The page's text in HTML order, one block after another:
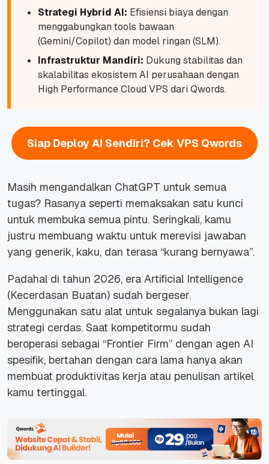
Strategi Hybrid AI: Efisiensi biaya dengan
menggabungkan tools bawaan
(Gemini/Copilot) dan model ringan (SLM).
Infrastruktur Mandiri: Dukung stabilitas dan
skalabilitas ekosistem AI perusahaan dengan
High Performance Cloud VPS dari Qwords.
Siap Deploy AI Sendiri? Cek VPS Qwords
Masih mengandalkan ChatGPT untuk semua
tugas? Rasanya seperti memaksakan satu kunci
untuk membuka semua pintu. Seringkali, kamu
justru membuang waktu untuk merevisi jawaban
yang generik, kaku, dan terasa “kurang bernyawa”.
Padahal di tahun 2026, era Artificial Intelligence
(Kecerdasan Buatan) sudah bergeser.
Menggunakan satu alat untuk segalanya bukan lagi
strategi cerdas. Saat kompetitormu sudah
beroperasi sebagai “Frontier Firm” dengan agen AI
spesifik, bertahan dengan cara lama hanya akan
membuat produktivitas kerja atau penulisan artikel
kamu tertinggal.